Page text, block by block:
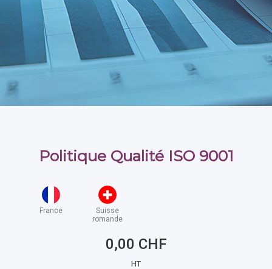
Politique Qualité ISO 9001
France
Suisse
romande
0,00 CHF
HT